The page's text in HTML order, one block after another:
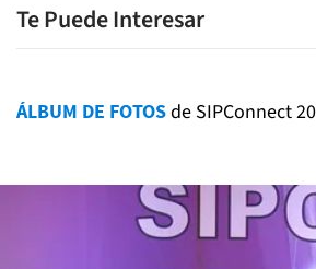
Te Puede Interesar
ÁLBUM DE FOTOSde SIPConnect